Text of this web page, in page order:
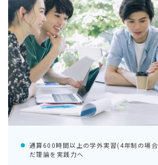
通算600時間以上の学外実習(4年制の場
だ理論を実践力へ